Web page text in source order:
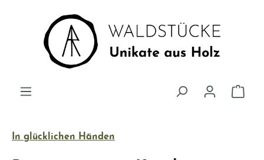
Zum Hauptinhalt springen
In glücklichen Händen